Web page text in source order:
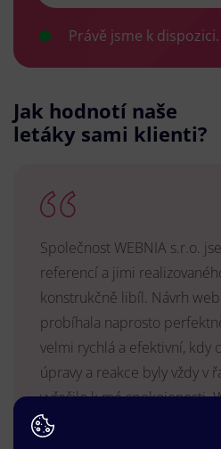
Právě jsme k dispozici.
Jak hodnotí naše
letáky sami klienti?
Společnost WEBNIA s.r.o.
referencí a jimi
konstrukčně libíl. Návrh
probíhala naprosto
velmi rychlá a efektivní, kdy
úpravy a reakce byly vždy v
vyřešilo k mé spokojenosti.
vyhovující, stabilní, průběžně